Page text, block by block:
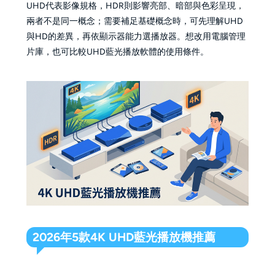
UHD代表影像規格，HDR則影響亮部、暗部與色彩呈現，
兩者不是同一概念；需要補足基礎概念時，可先理解UHD
與HD的差異，再依顯示器能力選播放器。想改用電腦管理
片庫，也可比較UHD藍光播放軟體的使用條件。
2026年5款4K UHD藍光播放機推薦